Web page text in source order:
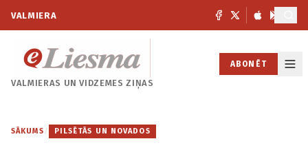
VALMIERA
VALMIERAS UNVIDZEMES ZIŅAS
ABONĒT
SĀKUMS / PILSĒTĀS UN NOVADOS